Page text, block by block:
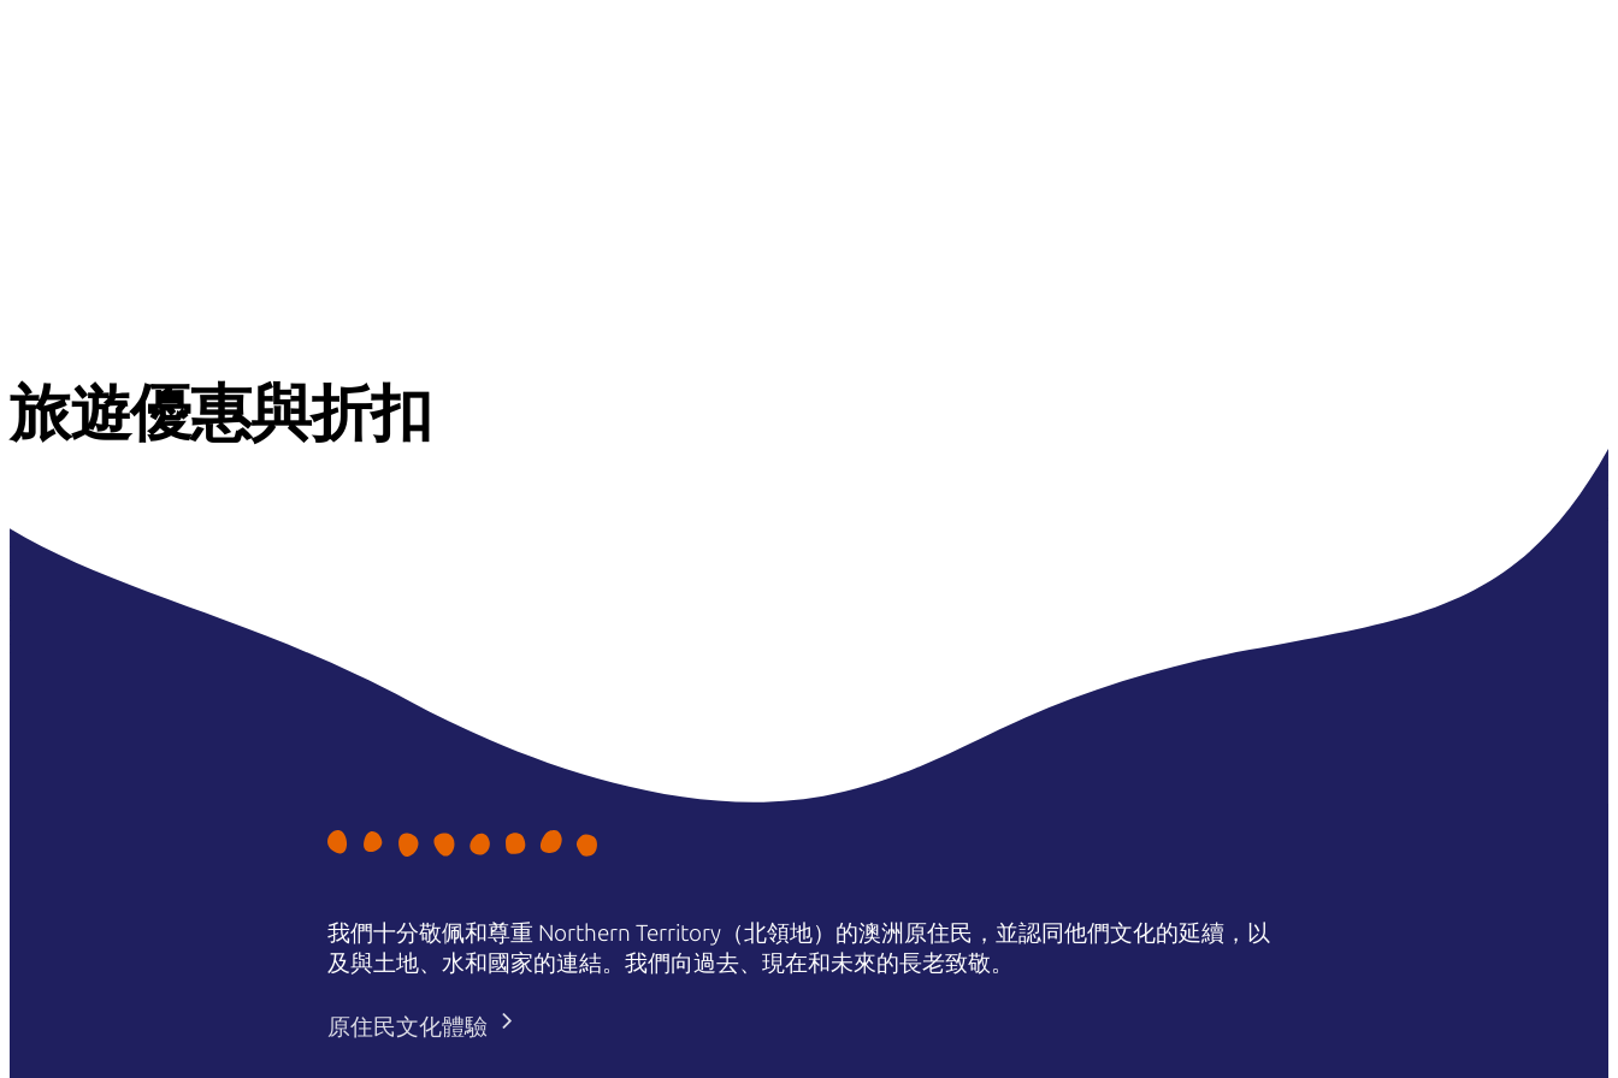
旅遊優惠與折扣
我們十分敬佩和尊重 Northern Territory（北領地）的澳洲原住民，並認同他們文化的延續，以
及與土地、水和國家的連結。我們向過去、現在和未來的長老致敬。
原住民文化體驗